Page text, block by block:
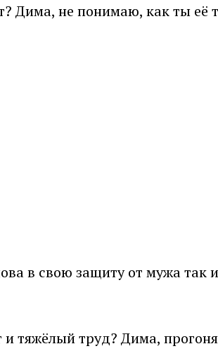
Дима, не понимаю, как ты её
в свою защиту от мужа
тяжёлый труд? Дима,